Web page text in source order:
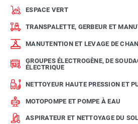
ESPACE VERT
TRANSPALETTE, GERBEUR ET
MANUTENTION ET LEVAGE DE
GROUPES ÉLECTROGÈNE, DE
ÉLECTRIQUE
NETTOYEUR HAUTE PRESSION ET
MOTOPOMPE ET POMPE À EAU
ASPIRATEUR ET NETTOYAGE DU SOL